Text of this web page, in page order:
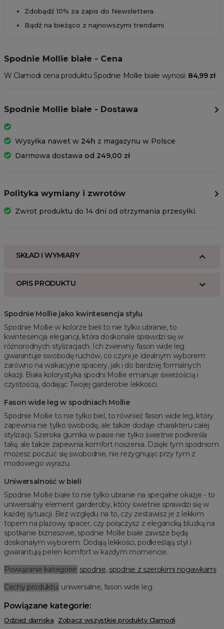
Zdobądź 10% za zapis do Newslettera.
Bądź na bieżąco z najnowszymi trendami
Spodnie Mollie białe - Cena
W Clamodi cena produktu Spodnie Mollie białe wynosi: 84,99 zł
Spodnie Mollie białe - Dostawa
Wysyłka nawet w 24h z magazynu w Polsce
Darmowa dostawa od 249,00 zł
Polityka wymiany i zwrotów
Zwrot produktu do 14 dni od otrzymania przesyłki.
SKŁAD I WYMIARY
OPIS PRODUKTU
Spodnie Mollie jako kwintesencja stylu
Spodnie Mollie w kolorze bieli to nie tylko ubranie, to
kwintesencja elegancji, która doskonale sprawdzi się w
różnorodnych stylizacjach. Ich zwiewny fason wide leg
gwarantuje swobodę ruchów, co czyni je idealnym wyborem
zarówno na wakacyjne spacery, jak i do bardziej formalnych
okazji. Biała kolorystyka spodni Mollie emanuje świeżością i
czystością, dodając Twojej garderobie lekkości.
Fason wide leg w spodniach Mollie
Spodnie Mollie to nie tylko biel, to również fason wide leg, który
zapewnia nie tylko swobodę, ale także dodaje charakteru całej
stylizacji. Szeroka gumka w pasie nie tylko świetnie podkreśla
talię, ale także zapewnia komfort noszenia. Dzięki tym spodniom
możesz poczuć się swobodnie, nie rezygnując przy tym z
modowego wyrazu.
Uniwersalność w bieli
Spodnie Mollie białe to nie tylko ubranie na specjalne okazje - to
uniwersalny element garderoby, który świetnie sprawdzi się w
każdej sytuacji. Bez względu na to, czy zestawisz je z lekkim
topem na plażowy spacer, czy połączysz z elegancką bluzką na
spotkanie biznesowe, spodnie Mollie białe zawsze będą
doskonałym wyborem. Dodają lekkości, podkreślają styl i
gwarantują pełen komfort w każdym momencie.
Powiązanie kategorie: spodnie, spodnie z szerokimi nogawkami
Cechy produktu: uniwersalne, fason wide leg
Powiązane kategorie:
Odzież damska
Zobacz wszystkie produkty Clamodi